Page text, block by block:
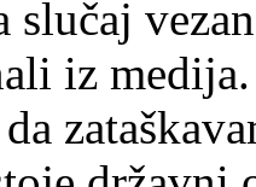
slučaj
iz